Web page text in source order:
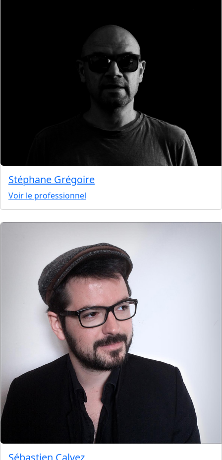
Stéphane Grégoire
Voir le professionnel
Sébastien Calvez